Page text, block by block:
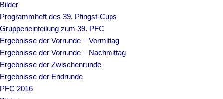
Bilder
Programmheft des 39. Pfingst-Cups
Gruppeneinteilung zum 39. PFC
Ergebnisse der Vorrunde – Vormittag
Ergebnisse der Vorrunde – Nachmittag
Ergebnisse der Zwischenrunde
Ergebnisse der Endrunde
PFC 2016